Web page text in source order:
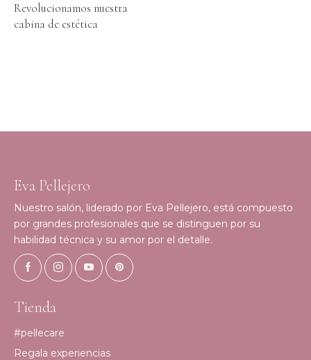
Revolucionamos nuestra
cabina de estética
Eva Pellejero
Nuestro salón, liderado por Eva Pellejero, está compuesto
por grandes profesionales que se distinguen por su
habilidad técnica y su amor por el detalle.
Tienda
#pellecare
Regala experiencias